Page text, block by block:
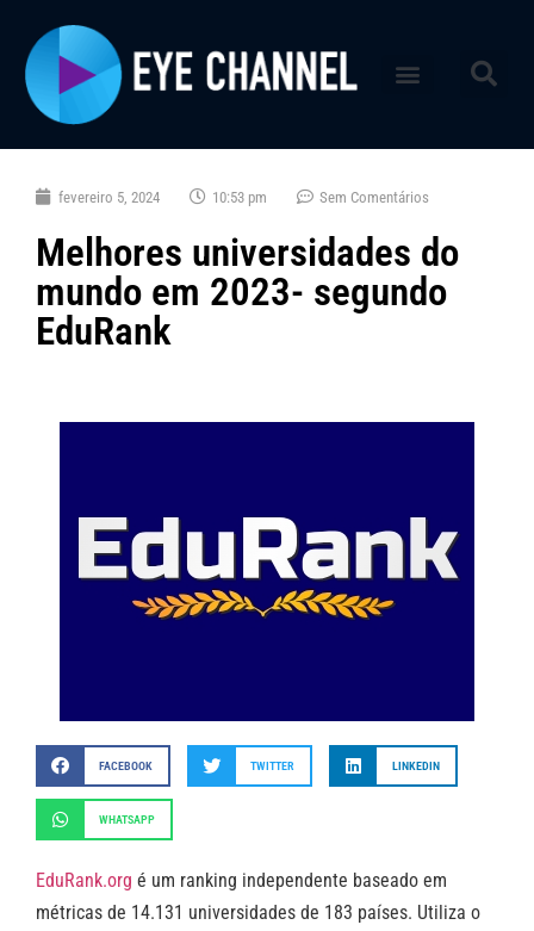
fevereiro 5, 2024 10:53 pm Sem Comentários
Melhores universidades do
mundo em 2023- segundo
EduRank
FACEBOOK TWITTER LINKEDIN
WHATSAPP
EduRank.org é um ranking independente baseado em
métricas de 14.131 universidades de 183 países. Utiliza o